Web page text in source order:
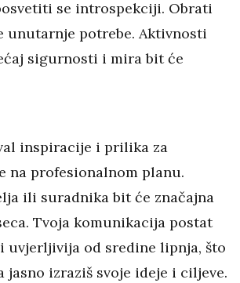
se introspekciji. Obrati
unutarnje potrebe. Aktivnosti
sigurnosti i mira bit će
inspiracije i prilika za
na profesionalnom planu.
ili suradnika bit će značajna
Tvoja komunikacija postat
uvjerljivija od sredine lipnja, što
jasno izraziš svoje ideje i ciljeve.